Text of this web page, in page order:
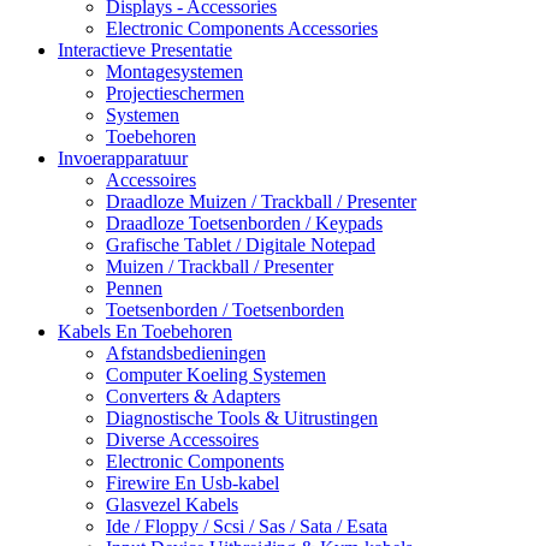
Displays - Accessories
Electronic Components Accessories
Interactieve Presentatie
Montagesystemen
Projectieschermen
Systemen
Toebehoren
Invoerapparatuur
Accessoires
Draadloze Muizen / Trackball / Presenter
Draadloze Toetsenborden / Keypads
Grafische Tablet / Digitale Notepad
Muizen / Trackball / Presenter
Pennen
Toetsenborden / Toetsenborden
Kabels En Toebehoren
Afstandsbedieningen
Computer Koeling Systemen
Converters & Adapters
Diagnostische Tools & Uitrustingen
Diverse Accessoires
Electronic Components
Firewire En Usb-kabel
Glasvezel Kabels
Ide / Floppy / Scsi / Sas / Sata / Esata